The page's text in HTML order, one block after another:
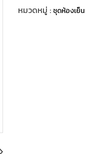
หมวดหมู่ : ชุดห้องเย็น